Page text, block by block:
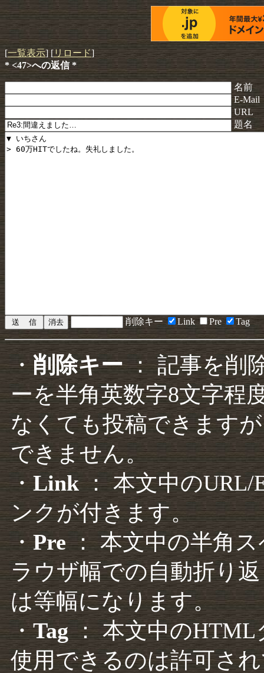
[一覧表示] [リロード]
* <47>への返信 *
名前
E-Mail
URL
題名
削除キー Link Pre Tag
・削除キー： 記事を削
ーを半角英数字8文字程
なくても投稿できます
できません。
・Link： 本文中のURL/
ンクが付きます。
・Pre： 本文中の半角
ラウザ幅での自動折り
は等幅になります。
・Tag： 本文中のHTML
使用できるのは許可さ